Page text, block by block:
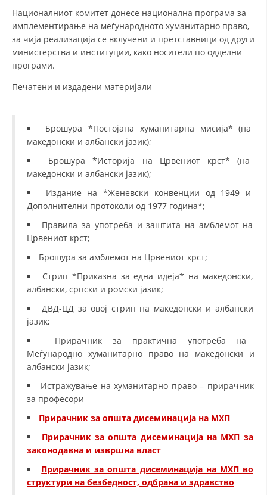
Националниот комитет донесе национална програма за
имплементирање на меѓународното хуманитарно право,
за чија реализација се вклучени и претставници од други
министерства и институции, како носители по одделни
програми.
Печатени и издадени материјали
Брошура *Постојана хуманитарна мисија* (на
македонски и албански јазик);
Брошура *Историја на Црвениот крст* (на
македонски и албански јазик);
Издание на *Женевски конвенции од 1949 и
Дополнителни протоколи од 1977 година*;
Правила за употреба и заштита на амблемот на
Црвениот крст;
Брошура за амблемот на Црвениот крст;
Стрип *Приказна за една идеја* на македонски,
албански, српски и ромски јазик;
ДВД-ЦД за овој стрип на македонски и албански
јазик;
Прирачник за практична употреба на
Меѓународно хуманитарно право на македонски и
албански јазик;
Истражување на хуманитарно право – прирачник
за професори
Прирачник за општа дисеминација на МХП
Прирачник за општа дисеминација на МХП за
законодавна и извршна власт
Прирачник за општа дисеминација на МХП во
структури на безбедност, одбрана и здравство